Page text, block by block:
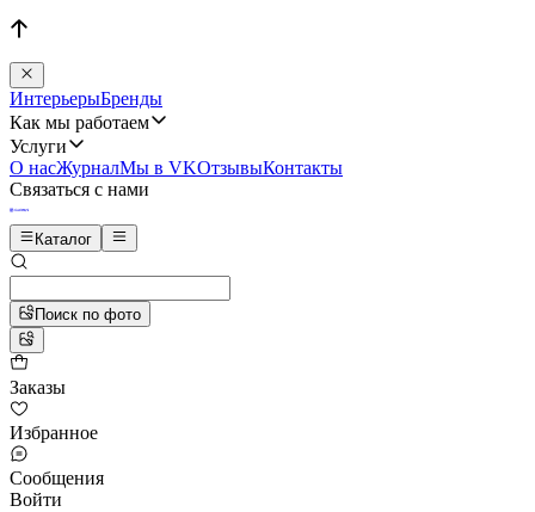
ИнтерьерыБренды
Как мы работаем
Услуги
О насЖурналМы в VKОтзывыКонтакты
Связаться с нами
Каталог
Поиск по фото
Заказы
Избранное
Сообщения
Войти